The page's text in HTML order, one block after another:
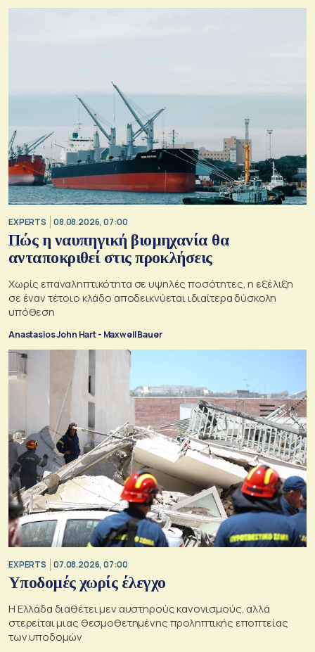
EXPERTS 08.08.2026, 07:00
Πώς η ναυπηγική βιομηχανία θα
ανταποκριθεί στις προκλήσεις
Χωρίς επαναληπτικότητα σε υψηλές ποσότητες, η εξέλιξη
σε έναν τέτοιο κλάδο αποδεικνύεται ιδιαίτερα δύσκολη
υπόθεση
Anastasios John Hart - Maxwell Bauer
EXPERTS 07.08.2026, 07:00
Υποδομές χωρίς έλεγχο
Η Ελλάδα διαθέτει μεν αυστηρούς κανονισμούς, αλλά
στερείται μιας θεσμοθετημένης προληπτικής εποπτείας
των υποδομών